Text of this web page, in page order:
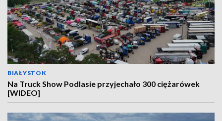
BIAŁYSTOK
Na Truck Show Podlasie przyjechało 300 ciężarówek
[WIDEO]